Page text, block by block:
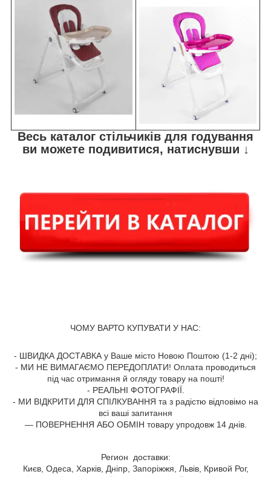
Весь каталог стільчиків для годування
ви можете подивитися, натиснувши ↓
ЧОМУ ВАРТО КУПУВАТИ У НАС:
- ШВИДКА ДОСТАВКА у Ваше місто Новою Поштою (1-2 дні);
- МИ НЕ ВИМАГАЄМО ПЕРЕДОПЛАТИ! Оплата проводиться
під час отримання й огляду товару на пошті!
- РЕАЛЬНІ ФОТОГРАФІЇ.
- МИ ВІДКРИТИ ДЛЯ СПІЛКУВАННЯ та з радістю відповімо на
всі ваші запитання
— ПОВЕРНЕННЯ АБО ОБМІН товару упродовж 14 днів.
Регион доставки:
Києв, Одеса, Харків, Дніпр, Запоріжжя, Львів, Кривой Рог,